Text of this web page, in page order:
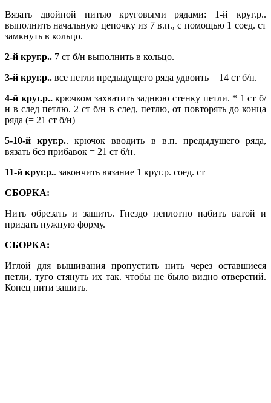
Вязать двойной нитью круговыми рядами: 1-й круг.р..
выполнить начальную цепочку из 7 в.п., с помощью 1 соед. ст
замкнуть в кольцо.
2-й круг.р.. 7 ст б/н выполнить в кольцо.
3-й круг.р.. все петли предыдущего ряда удвоить = 14 ст б/н.
4-й круг.р..крючком захватить заднюю стенку петли. * 1 ст б/
н в след петлю. 2 ст б/н в след, петлю, от повторять до конца
ряда (= 21 ст б/н)
5-10-й круг.р.. крючок вводить в в.п. предыдущего ряда,
вязать без прибавок = 21 ст б/н.
11-й круг.р.. закончить вязание 1 круг.р. соед. ст
СБОРКА:
Нить обрезать и зашить. Гнездо неплотно набить ватой и
придать нужную форму.
СБОРКА:
Иглой для вышивания пропустить нить через оставшиеся
петли, туго стянуть их так. чтобы не было видно отверстий.
Конец нити зашить.